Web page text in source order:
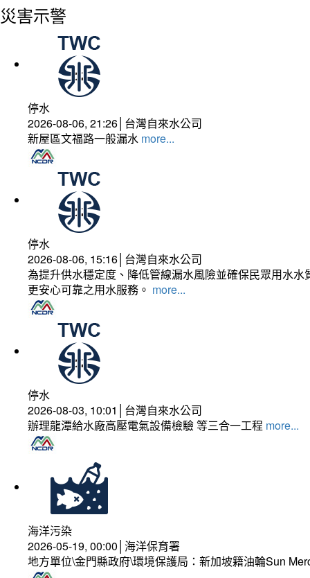
災害示警
停水
2026-08-06, 21:26│台灣自來水公司
新屋區文福路一般漏水 more...
停水
2026-08-06, 15:16│台灣自來水公司
為提升供水穩定度、降低管線漏水風險並確保民眾用水
更安心可靠之用水服務。 more...
停水
2026-08-03, 10:01│台灣自來水公司
辦理龍潭給水廠高壓電氣設備檢驗 等三合一工程 more...
海洋污染
2026-05-19, 00:00│海洋保育署
地方單位\金門縣政府\環境保護局：新加坡籍油輪Sun